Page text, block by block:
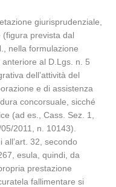
giurisprudenziale,
prevista dal
nella formulazione
al D.Lgs. n. 5
dell’attività del
e di assistenza
concorsuale, sicché
(ad es., Cass. Sez. 1,
2011, n. 10143).
all’art. 32, secondo
esula, quindi, da
prestazione
fallimentare si